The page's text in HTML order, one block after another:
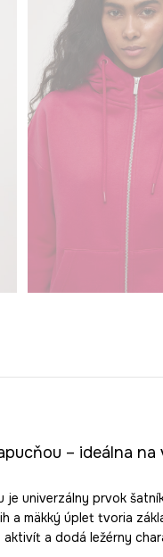
– ideálna
je univerzálny prvok
a mäkký úplet tvoria
a dodá ležérny